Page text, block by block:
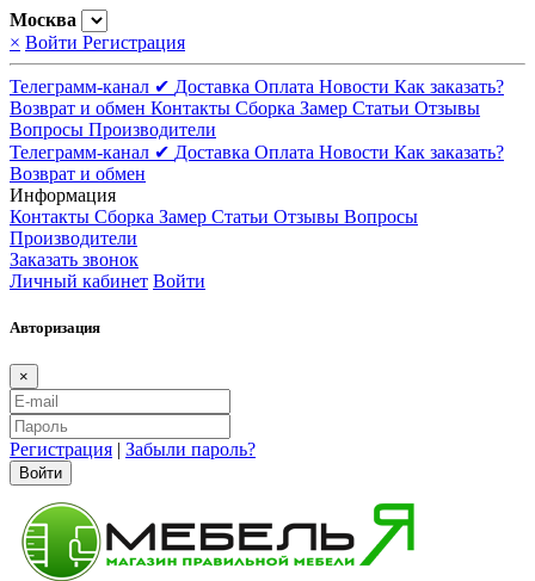
Москва
× Войти Регистрация
Телеграмм-канал ✔ Доставка Оплата Новости Как заказать?
Возврат и обмен Контакты Сборка Замер Статьи Отзывы
Вопросы Производители
Телеграмм-канал ✔ Доставка Оплата Новости Как заказать?
Возврат и обмен
Информация
Контакты Сборка Замер Статьи Отзывы Вопросы
Производители
Заказать звонок
Личный кабинет Войти
Авторизация
×
Регистрация | Забыли пароль?
Войти